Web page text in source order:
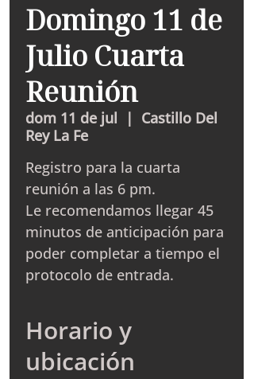
Domingo 11 de
Julio Cuarta
Reunión
dom 11 de jul
  |
Castillo Del
Rey La Fe
Registro para la cuarta
reunión a las 6 pm.
Le recomendamos llegar 45
minutos de anticipación para
poder completar a tiempo el
protocolo de entrada.
Horario y
ubicación